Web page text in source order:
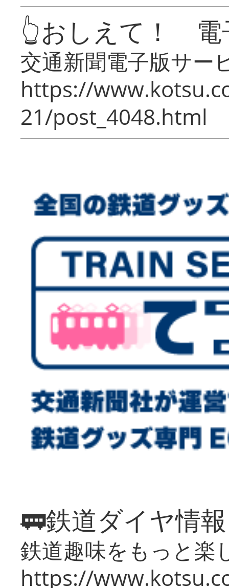
👆おしえて！ 電
交通新聞電子版サー
https://
21/post_4048.html
🚃鉄道ダイヤ情
鉄道趣味をもっと楽
https://